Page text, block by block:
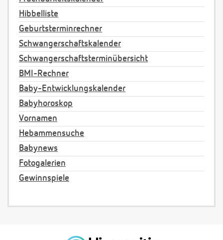
Hibbelliste
Geburtsterminrechner
Schwangerschaftskalender
Schwangerschaftsterminübersicht
BMI-Rechner
Baby-Entwicklungskalender
Babyhoroskop
Vornamen
Hebammensuche
Babynews
Fotogalerien
Gewinnspiele